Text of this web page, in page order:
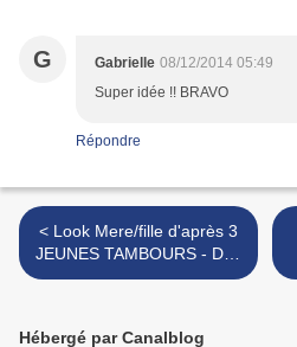
G Gabrielle 08/12/2014 05:49
Super idée !! BRAVO
Répondre
< Look Mere/fille d'après 3
JEUNES TAMBOURS - Duo
Liberty
Hébergé par Canalblog